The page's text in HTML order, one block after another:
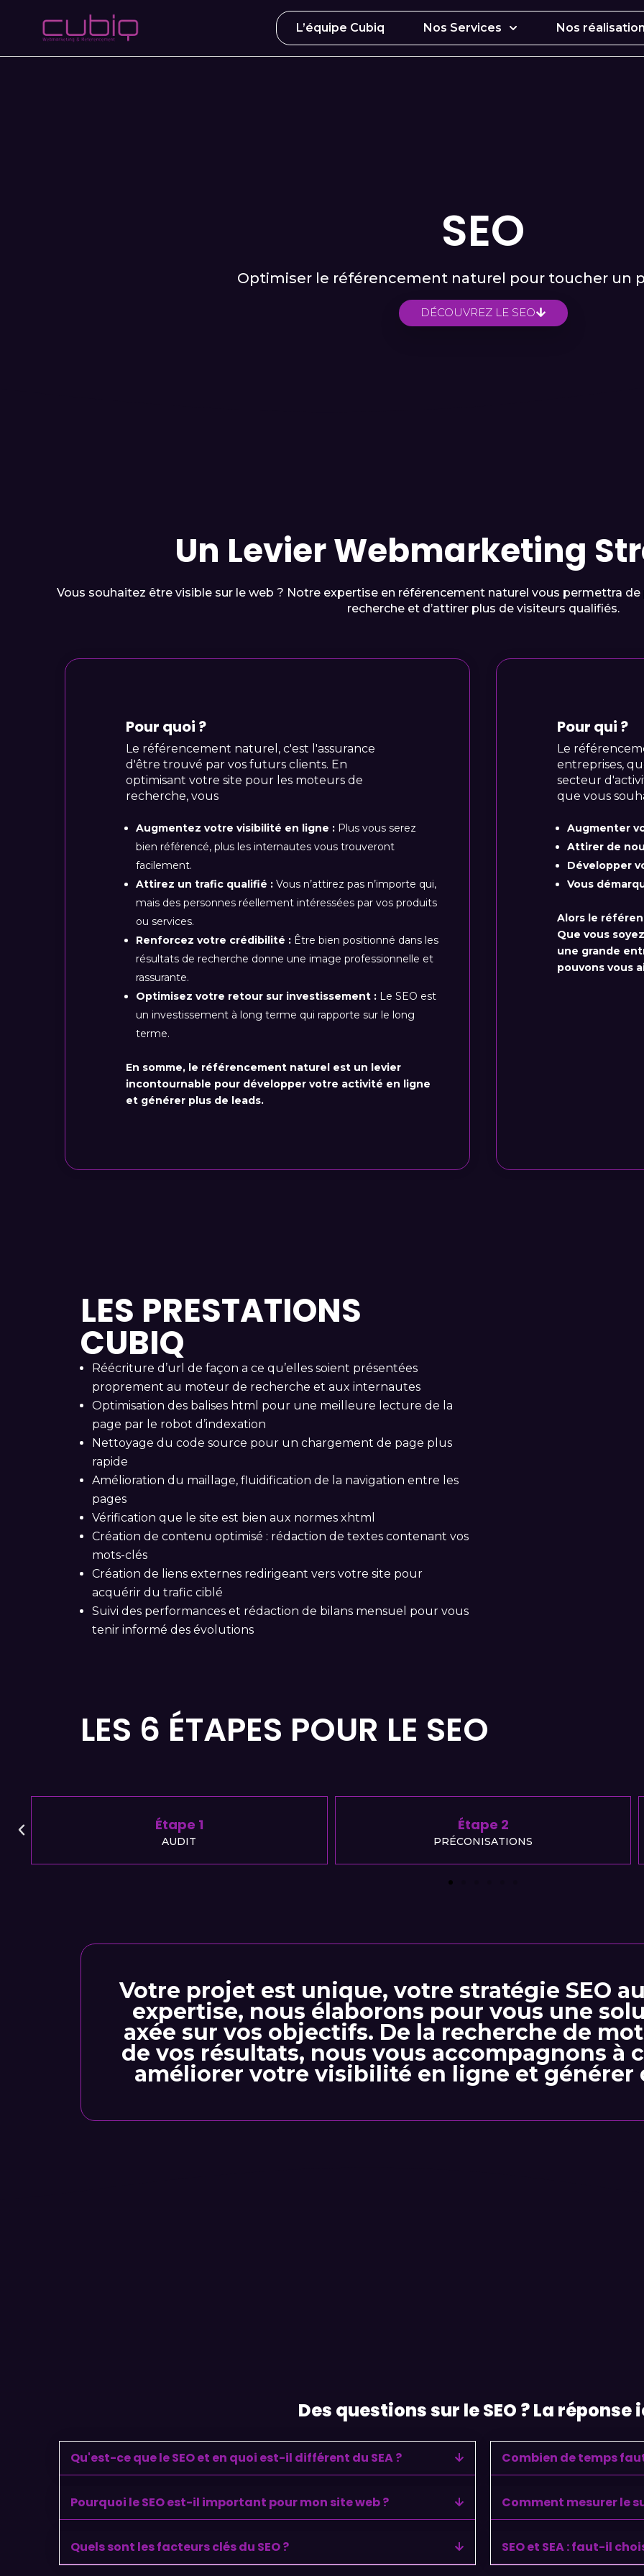
L’équipe Cubiq Nos Services Nos
SEO
Optimiser le référencement naturel pour toucher un
DÉCOUVREZ LE SEO
Un Levier Webmarketing
Vous souhaitez être visible sur le web ? Notre expertise en référencement naturel vous permettra
recherche et d’attirer plus de visiteurs qualifiés.
Pour quoi ?
Le référencement naturel, c'est l'assurance
d'être trouvé par vos futurs clients. En
optimisant votre site pour les moteurs de
recherche, vous
Augmentez votre visibilité en ligne : Plus vous serez
bien référencé, plus les internautes vous trouveront
facilement.
Attirez un trafic qualifié : Vous n’attirez pas n’importe qui,
mais des personnes réellement intéressées par vos produits
ou services.
Renforcez votre crédibilité : Être bien positionné dans les
résultats de recherche donne une image professionnelle et
rassurante.
Optimisez votre retour sur investissement : Le SEO est
un investissement à long terme qui rapporte sur le long
terme.
En somme, le référencement naturel est un levier
incontournable pour développer votre activité en ligne
et générer plus de leads.
Pour qui ?
Le
entreprises,
secteur
que vous
Augmenter
Attirer de
Développer
Vous
Alors le
Que vous
une grande
pouvons vous
LES PRESTATIONS
CUBIQ
Réécriture d’url de façon a ce qu’elles soient présentées
proprement au moteur de recherche et aux internautes
Optimisation des balises html pour une meilleure lecture de la
page par le robot d’indexation
Nettoyage du code source pour un chargement de page plus
rapide
Amélioration du maillage, fluidification de la navigation entre les
pages
Vérification que le site est bien aux normes xhtml
Création de contenu optimisé : rédaction de textes contenant vos
mots-clés
Création de liens externes redirigeant vers votre site pour
acquérir du trafic ciblé
Suivi des performances et rédaction de bilans mensuel pour vous
tenir informé des évolutions
LES 6 ÉTAPES POUR LE SEO
Étape 2
PRÉCONISATIONS
Étape 3
PLANIFICATION
Votre projet est unique, votre stratégie SEO
expertise, nous élaborons pour vous une
axée sur vos objectifs. De la recherche de
de vos résultats, nous vous accompagnons à
améliorer votre visibilité en ligne et générer
Des questions sur le SEO ? La réponse
Qu'est-ce que le SEO et en quoi est-il différent du SEA ?
Pourquoi le SEO est-il important pour mon site web ?
Quels sont les facteurs clés du SEO ?
Combien de temps
Comment mesurer le
SEO et SEA : faut-il